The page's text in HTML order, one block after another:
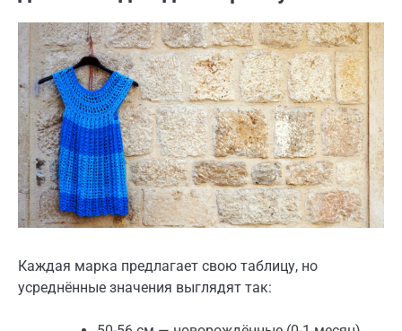
Каждая марка предлагает свою таблицу, но
усреднённые значения выглядят так: